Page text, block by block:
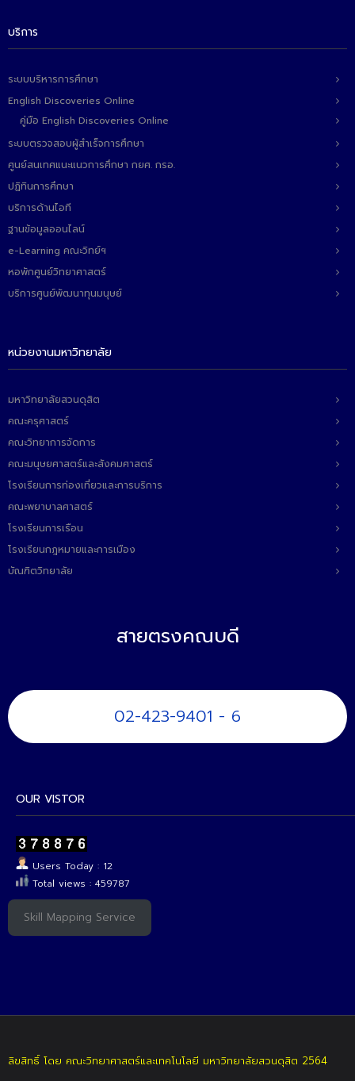
- ทุน/สมัครงาน/ศึกษาต่อ
วารสารคณะ
- ฐานข้อมูลงานวิจัย
- โครงการบริหารจัดการพื้นที่ 10 ไร่ ด้านหลังโรงสีข้าว
สวนดุสิต จังหวัดปราจีนบุรี
- โครงการส่งเสริมการปลูกกล้วยเล็บมือนางฯ
- งานวิจัย/นวัตกรรม
บริการ
ระบบบริหารการศึกษา
English Discoveries Online
คู่มือ English Discoveries Online
ระบบตรวจสอบผู้สำเร็จการศึกษา
ศูนย์สนเทศแนะแนวการศึกษา กยศ. กรอ.
ปฏิทินการศึกษา
บริการด้านไอที
ฐานข้อมูลออนไลน์
e-Learning คณะวิทย์ฯ
หอพักศูนย์วิทยาศาสตร์
บริการศูนย์พัฒนาทุนมนุษย์
หน่วยงานมหาวิทยาลัย
มหาวิทยาลัยสวนดุสิต
คณะครุศาสตร์
คณะวิทยาการจัดการ
คณะมนุษยศาสตร์และสังคมศาสตร์
โรงเรียนการท่องเที่ยวและการบริการ
คณะพยาบาลศาสตร์
โรงเรียนการเรือน
โรงเรียนกฎหมายและการเมือง
บัณฑิตวิทยาลัย
สายตรงคณบดี
02-423-9401 - 6
OUR VISTOR
Users Today : 12
Total views : 459787
Skill Mapping Service
ลิขสิทธิ์ โดย คณะวิทยาศาสตร์และเทคโนโลยี มหาวิทยาลัยสวนดุสิต 2564